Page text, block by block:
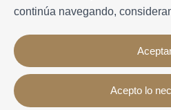
continúa navegando,
Acepto lo